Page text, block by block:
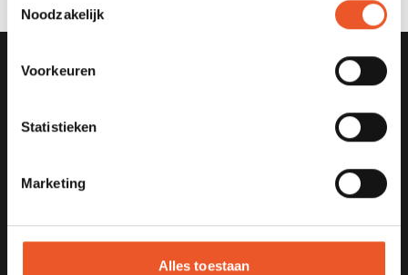
Noodzakelijk
Voorkeuren
Statistieken
Marketing
Alles toestaan
Changekitchen, De Pastoe Fabriek, Rotsoord 3a